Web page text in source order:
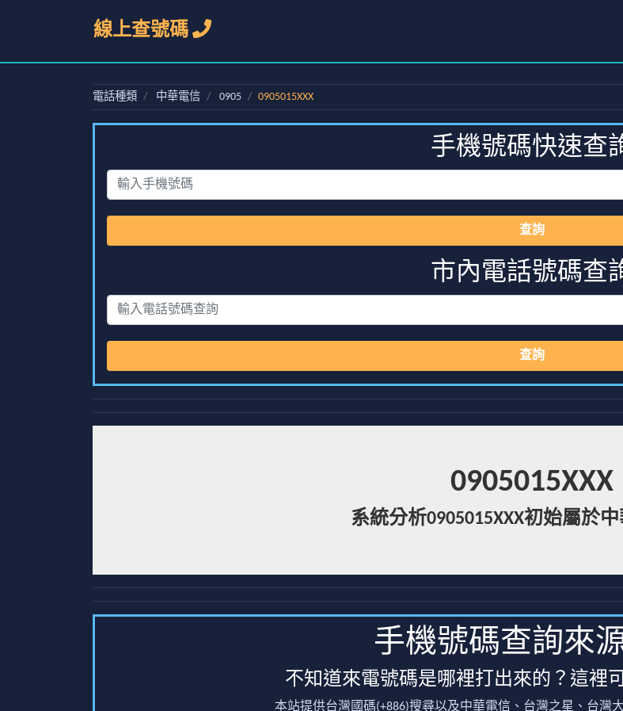
線上查號碼
電話種類 中華電信 0905 0905015XXX
手機號碼快速查
查詢
市內電話號碼查
查詢
0905015XXX
系統分析0905015XXX初始屬於
手機號碼查詢來
不知道來電號碼是哪裡打出來的？這裡
本站提供台灣國碼(+886)搜尋以及中華電信、台灣之星、台灣